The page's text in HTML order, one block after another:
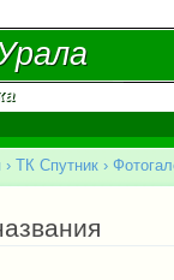
› ТК Спутник ›